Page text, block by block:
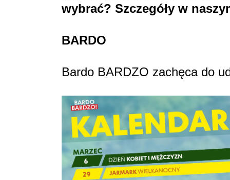
wybrać? Szczegóły w
BARDO
Bardo BARDZO zachęca do